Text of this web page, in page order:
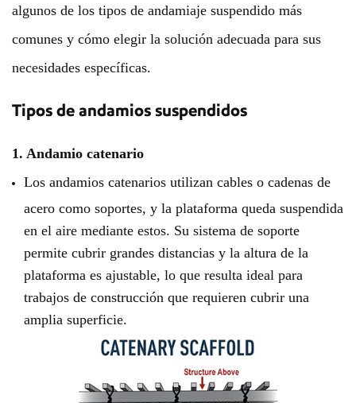
algunos de los tipos de andamiaje suspendido más
comunes y cómo elegir la solución adecuada para sus
necesidades específicas.
Tipos de andamios suspendidos
1. Andamio catenario
Los andamios catenarios utilizan cables o cadenas de
acero como soportes, y la plataforma queda suspendida
en el aire mediante estos. Su sistema de soporte
permite cubrir grandes distancias y la altura de la
plataforma es ajustable, lo que resulta ideal para
trabajos de construcción que requieren cubrir una
amplia superficie.